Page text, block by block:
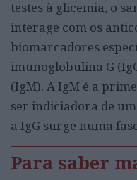
testes à glicemia, o
interage com os
biomarcadores
imunoglobulina G
(IgM). A IgM é a
ser indiciadora de
a IgG surge numa
Para saber